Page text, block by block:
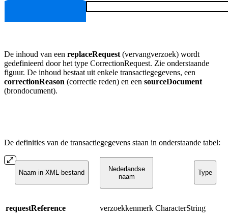
De inhoud van een replaceRequest (vervangverzoek) wordt
gedefinieerd door het type CorrectionRequest. Zie onderstaande
figuur. De inhoud bestaat uit enkele transactiegegevens, een
correctionReason (correctie reden) en een sourceDocument
(brondocument).
De definities van de transactiegegevens staan in onderstaande tabel:
Naam in XML-bestand
Nederlandse
naam
Type
requestReference verzoekkenmerk CharacterString